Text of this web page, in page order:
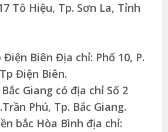
Tô Hiệu, Tp. Sơn La, Tỉnh
Điện Biên Địa chỉ: Phố 10, P.
Điện Biên.
Giang có địa chỉ Số 2
Phú, Tp. Bắc Giang.
bắc Hòa Bình địa chỉ: